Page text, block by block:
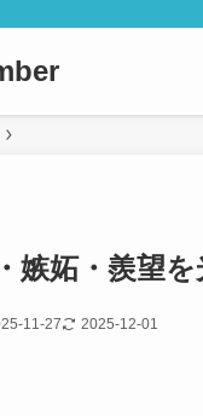
嫉妬・羨望
11-27 2025-12-01